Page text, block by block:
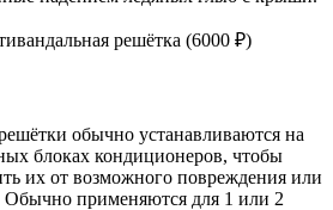
решётка (6000 ₽)
обычно устанавливаются на
блоках кондиционеров, чтобы
их от возможного повреждения или
Обычно применяются для 1 или 2